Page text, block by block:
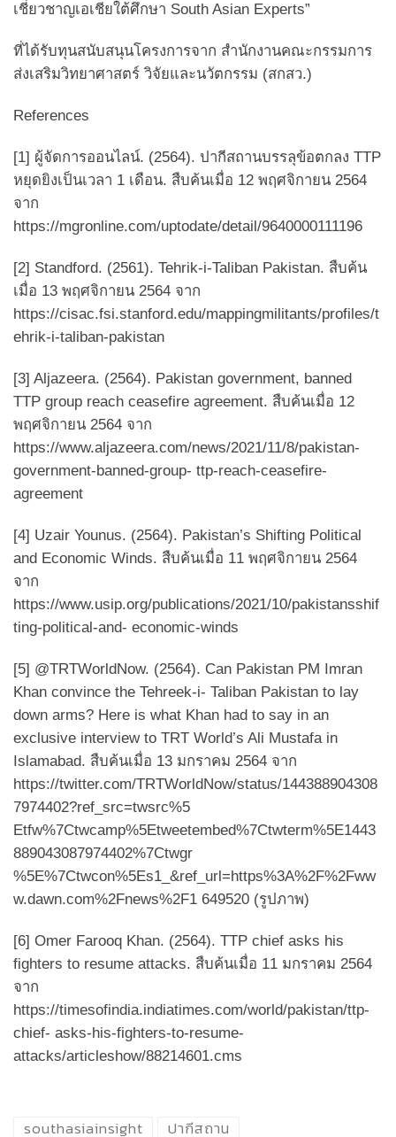
เชี่ยวชาญเอเชียใต้ศึกษา South Asian Experts”
ที่ได้รับทุนสนับสนุนโครงการจาก สำนักงานคณะกรรมการ
ส่งเสริมวิทยาศาสตร์ วิจัยและนวัตกรรม (สกสว.)
References
[1] ผู้จัดการออนไลน์. (2564). ปากีสถานบรรลุข้อตกลง TTP
หยุดยิงเป็นเวลา 1 เดือน. สืบค้นเมื่อ 12 พฤศจิกายน 2564
จาก
https://mgronline.com/uptodate/detail/9640000111196
[2] Standford. (2561). Tehrik-i-Taliban Pakistan. สืบค้น
เมื่อ 13 พฤศจิกายน 2564 จาก
https://cisac.fsi.stanford.edu/mappingmilitants/profiles/t
ehrik-i-taliban-pakistan
[3] Aljazeera. (2564). Pakistan government, banned
TTP group reach ceasefire agreement. สืบค้นเมื่อ 12
พฤศจิกายน 2564 จาก
https://www.aljazeera.com/news/2021/11/8/pakistan-
government-banned-group- ttp-reach-ceasefire-
agreement
[4] Uzair Younus. (2564). Pakistan’s Shifting Political
and Economic Winds. สืบค้นเมื่อ 11 พฤศจิกายน 2564
จาก
https://www.usip.org/publications/2021/10/pakistansshif
ting-political-and- economic-winds
[5] @TRTWorldNow. (2564). Can Pakistan PM Imran
Khan convince the Tehreek-i- Taliban Pakistan to lay
down arms? Here is what Khan had to say in an
exclusive interview to TRT World’s Ali Mustafa in
Islamabad. สืบค้นเมื่อ 13 มกราคม 2564 จาก
https://twitter.com/TRTWorldNow/status/144388904308
7974402?ref_src=twsrc%5
Etfw%7Ctwcamp%5Etweetembed%7Ctwterm%5E1443
889043087974402%7Ctwgr
%5E%7Ctwcon%5Es1_&ref_url=https%3A%2F%2Fww
w.dawn.com%2Fnews%2F1 649520 (รูปภาพ)
[6] Omer Farooq Khan. (2564). TTP chief asks his
fighters to resume attacks. สืบค้นเมื่อ 11 มกราคม 2564
จาก
https://timesofindia.indiatimes.com/world/pakistan/ttp-
chief- asks-his-fighters-to-resume-
attacks/articleshow/88214601.cms
southasiainsight ปากีสถาน